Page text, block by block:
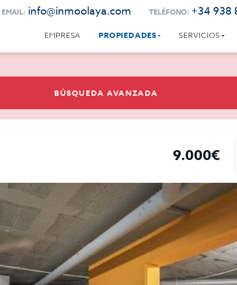
EMAIL: info@inmoolaya.com TELÉFONO: +34 938
EMPRESA PROPIEDADES SERVICIOS
BÚSQUEDA AVANZADA
9.000€